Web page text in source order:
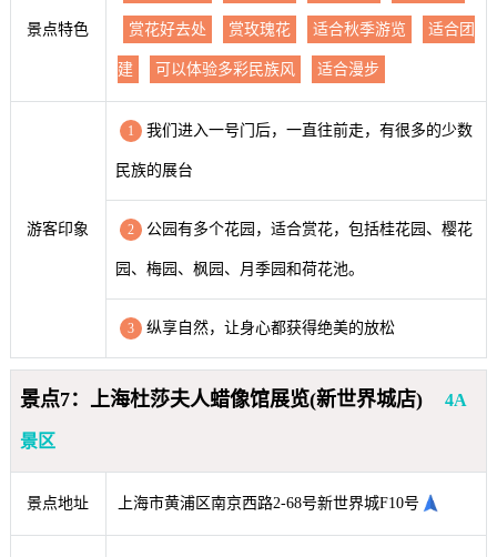
景点特色 赏花好去处 赏玫瑰花 适合秋季游览 适合团
建 可以体验多彩民族风 适合漫步
游客印象
1 我们进入一号门后，一直往前走，有很多的少数
民族的展台
2 公园有多个花园，适合赏花，包括桂花园、樱花
园、梅园、枫园、月季园和荷花池。
3 纵享自然，让身心都获得绝美的放松
景点7：上海杜莎夫人蜡像馆展览(新世界城店) 4A
景区
景点地址 上海市黄浦区南京西路2-68号新世界城F10号